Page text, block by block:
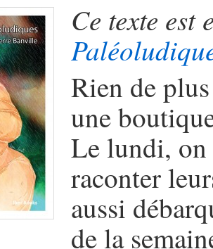
Ce texte
Rien de
une
Le lundi, on
raconter
aussi
de la